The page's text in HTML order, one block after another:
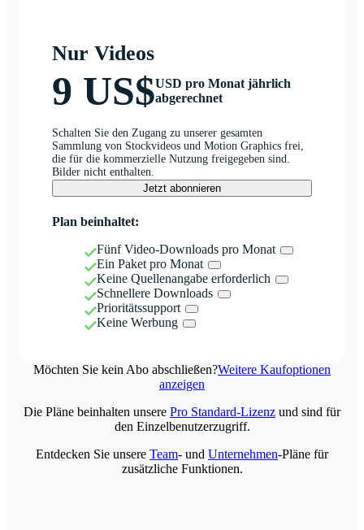
Nur Videos
9 US$USD pro Monat jährlich
abgerechnet
Schalten Sie den Zugang zu unserer gesamten
Sammlung von Stockvideos und Motion Graphics frei,
die für die kommerzielle Nutzung freigegeben sind.
Bilder nicht enthalten.
Jetzt abonnieren
Plan beinhaltet:
Fünf Video-Downloads pro Monat
Ein Paket pro Monat
Keine Quellenangabe erforderlich
Schnellere Downloads
Prioritätssupport
Keine Werbung
Möchten Sie kein Abo abschließen?Weitere Kaufoptionen
anzeigen
Die Pläne beinhalten unsere Pro Standard-Lizenz und sind für
den Einzelbenutzerzugriff.
Entdecken Sie unsere Team- und Unternehmen-Pläne für
zusätzliche Funktionen.